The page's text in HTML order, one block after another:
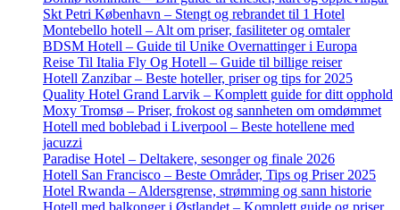
Skt Petri København – Stengt og rebrandet til 1 Hotel
Montebello hotell – Alt om priser, fasiliteter og omtaler
BDSM Hotell – Guide til Unike Overnattinger i Europa
Reise Til Italia Fly Og Hotell – Guide til billige reiser
Hotell Zanzibar – Beste hoteller, priser og tips for 2025
Quality Hotel Grand Larvik – Komplett guide for ditt opphold
Moxy Tromsø – Priser, frokost og sannheten om omdømmet
Hotell med boblebad i Liverpool – Beste hotellene med
jacuzzi
Paradise Hotel – Deltakere, sesonger og finale 2026
Hotell San Francisco – Beste Områder, Tips og Priser 2025
Hotel Rwanda – Aldersgrense, strømming og sann historie